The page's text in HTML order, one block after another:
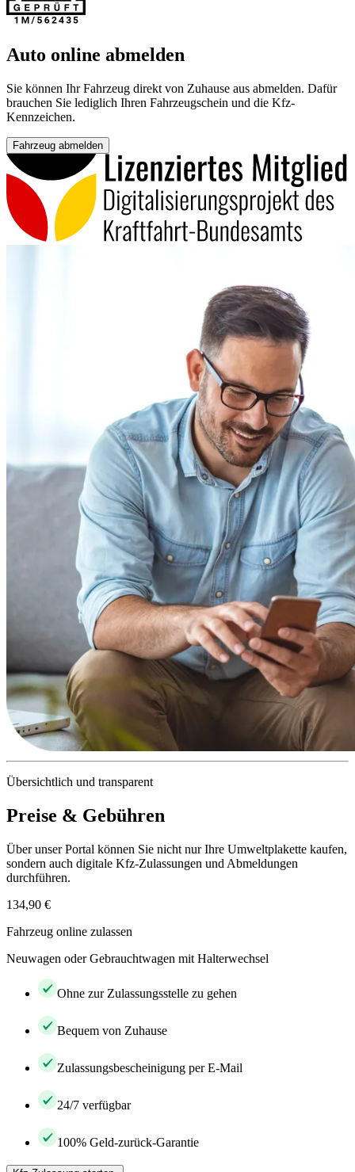
Auto online abmelden
Sie können Ihr Fahrzeug direkt von Zuhause aus abmelden. Dafür
brauchen Sie lediglich Ihren Fahrzeugschein und die Kfz-
Kennzeichen.
Fahrzeug abmelden
Übersichtlich und transparent
Preise & Gebühren
Über unser Portal können Sie nicht nur Ihre Umweltplakette kaufen,
sondern auch digitale Kfz-Zulassungen und Abmeldungen
durchführen.
134,90 €
Fahrzeug online zulassen
Neuwagen oder Gebrauchtwagen mit Halterwechsel
Ohne zur Zulassungsstelle zu gehen
Bequem von Zuhause
Zulassungsbescheinigung per E-Mail
24/7 verfügbar
100% Geld-zurück-Garantie